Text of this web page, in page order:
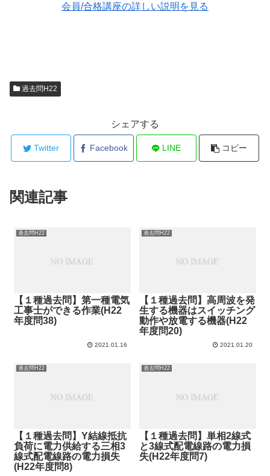
会員/合格講座の詳しい説明を見る
過去問H22
シェアする
Twitter Facebook LINE コピー
関連記事
過去問H22
【１種過去問】第一種電気
工事士ができる作業(H22
年度問38)
2021.01.16
過去問H22
【１種過去問】高周波を発
生する機器はスイッチング
動作や放電する機器(H22
年度問20)
2021.01.20
過去問H22
【１種過去問】Y結線抵抗
負荷に電力供給する三相3
線式配電線路の電力損失
(H22年度問8)
過去問H22
【１種過去問】単相2線式
と3線式配電線路の電力損
失(H22年度問7)